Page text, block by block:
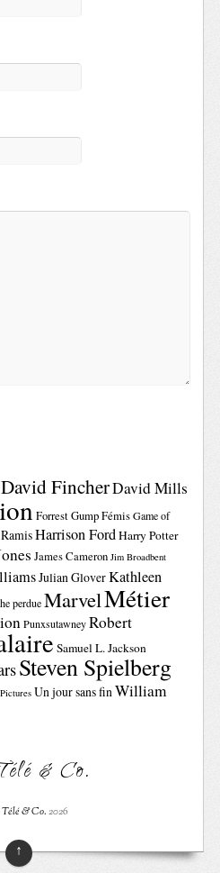
David FincherDavid Mills
Forrest GumpFémis Game of
Harrison FordHarry Potter
James Cameron Jim Broadbent
Julian GloverKathleen
perdue MarvelMétier
Punxsutawney Robert
Samuel L. Jackson
Steven Spielberg
Un jour sans finWilliam
& Co.
& Co.2026
↑